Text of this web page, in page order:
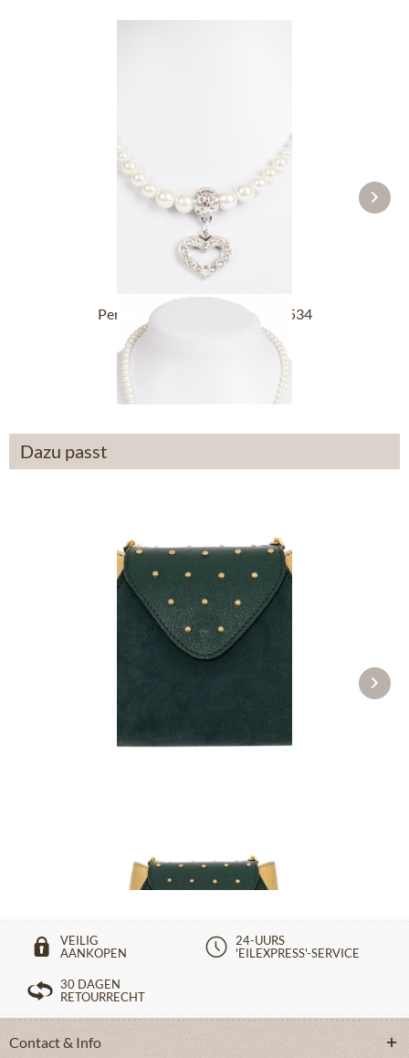
PerlKetting met Hart 14007-9534
Dazu passt
VEILIG
AANKOPEN
24-UURS
'EILEXPRESS'-SERVICE
30 DAGEN
RETOURRECHT
Contact & Info